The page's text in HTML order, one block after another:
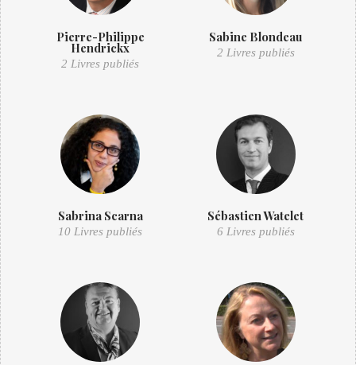
Pierre-Philippe
Hendrickx
2 Livres publiés
Sabine Blondeau
2 Livres publiés
Sabrina Scarna
10 Livres publiés
Sébastien Watelet
6 Livres publiés